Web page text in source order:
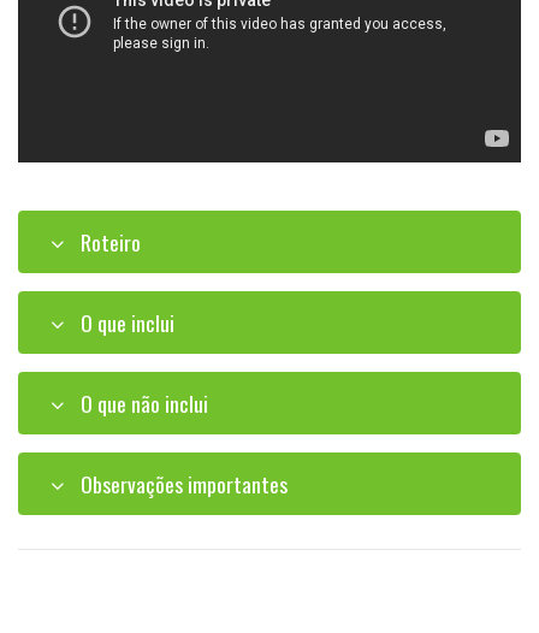
Roteiro
O que inclui
O que não inclui
Observações importantes